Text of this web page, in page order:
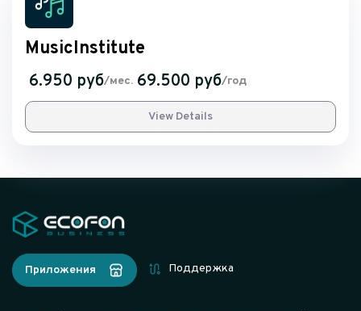
MusicInstitute
6.950 руб/мес. 69.500 руб/год
View Details
Приложения Поддержка